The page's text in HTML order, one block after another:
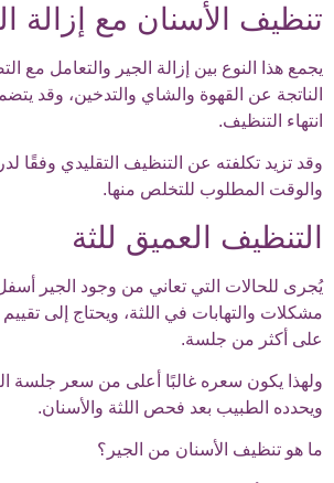
تنظيف الأسنان مع إزالة
يجمع هذا النوع بين إزالة الجير والتعامل مع
الناتجة عن القهوة والشاي والتدخين، وقد
انتهاء التنظيف.
وقد تزيد تكلفته عن التنظيف التقليدي وفقًا
والوقت المطلوب للتخلص منها.
التنظيف العميق للثة
يُجرى للحالات التي تعاني من وجود الجير
مشكلات والتهابات في اللثة، ويحتاج إلى
على أكثر من جلسة.
ولهذا يكون سعره غالبًا أعلى من سعر جلسة
ويحدده الطبيب بعد فحص اللثة والأسنان.
ما هو تنظيف الأسنان من الجير؟